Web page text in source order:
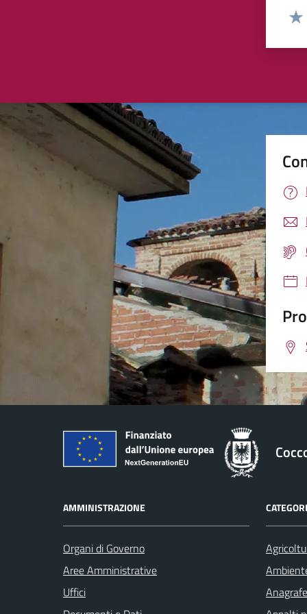
AMMINISTRAZIONE
Organi di Governo
Aree Amministrative
Uffici